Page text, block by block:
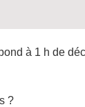
à 1 h de
?